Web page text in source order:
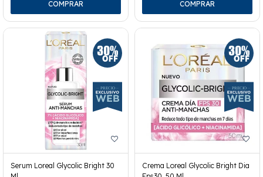
Serum Loreal Glycolic Bright 30
Crema Loreal Glycolic Bright Dia